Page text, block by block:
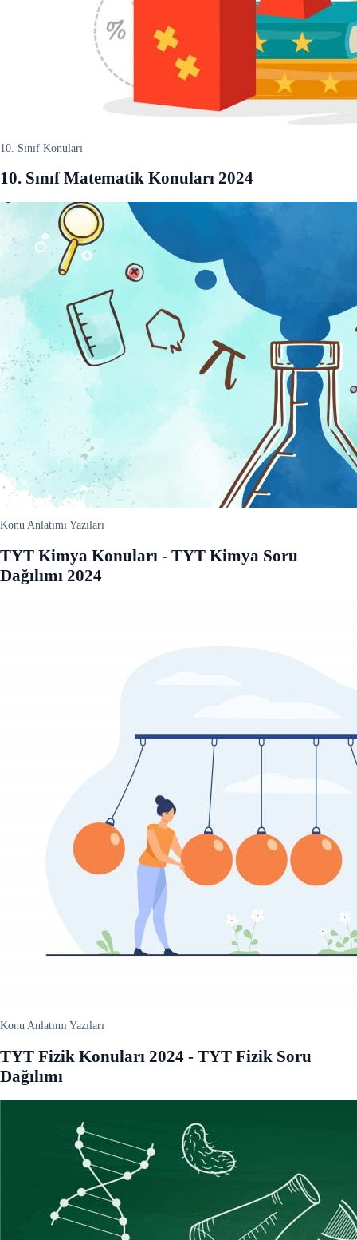
10. Sınıf Konuları
10. Sınıf Matematik Konuları 2024
Konu Anlatımı Yazıları
TYT Kimya Konuları - TYT Kimya Soru
Dağılımı 2024
Konu Anlatımı Yazıları
TYT Fizik Konuları 2024 - TYT Fizik Soru
Dağılımı